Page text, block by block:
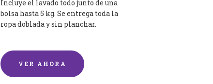
Incluye el lavado todo junto de una
bolsa hasta 5 kg. Se entrega toda la
ropa doblada y sin planchar.
VER AHORA